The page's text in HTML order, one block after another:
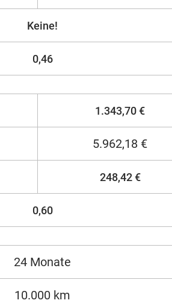
Keine!
0,46
1.343,70 €
5.962,18 €
248,42 €
0,60
24 Monate
10.000 km